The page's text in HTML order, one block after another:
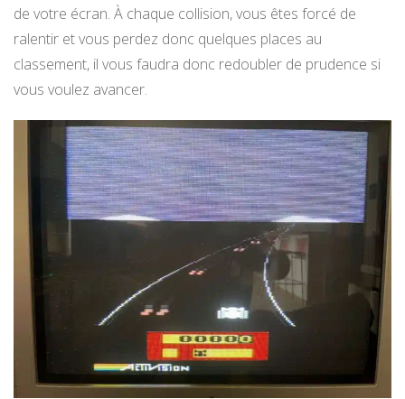
de votre écran. À chaque collision, vous êtes forcé de
ralentir et vous perdez donc quelques places au
classement, il vous faudra donc redoubler de prudence si
vous voulez avancer.